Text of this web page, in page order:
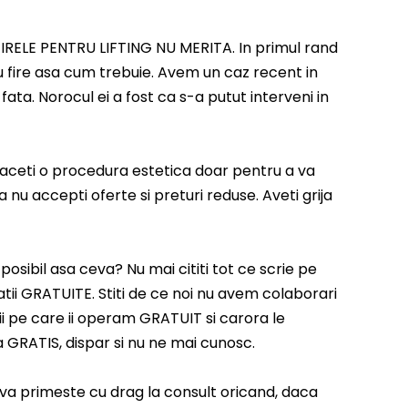
PENTRU LIFTING NU MERITA. In primul rand
asa cum trebuie. Avem un caz recent in
Norocul ei a fost ca s-a putut interveni in
o procedura estetica doar pentru a va
nu accepti oferte si preturi reduse. Aveti grija
asa ceva? Nu mai cititi tot ce scrie pe
Stiti de ce noi nu avem colaborari
care ii operam GRATUIT si carora le
dispar si nu ne mai cunosc.
primeste cu drag la consult oricand, daca